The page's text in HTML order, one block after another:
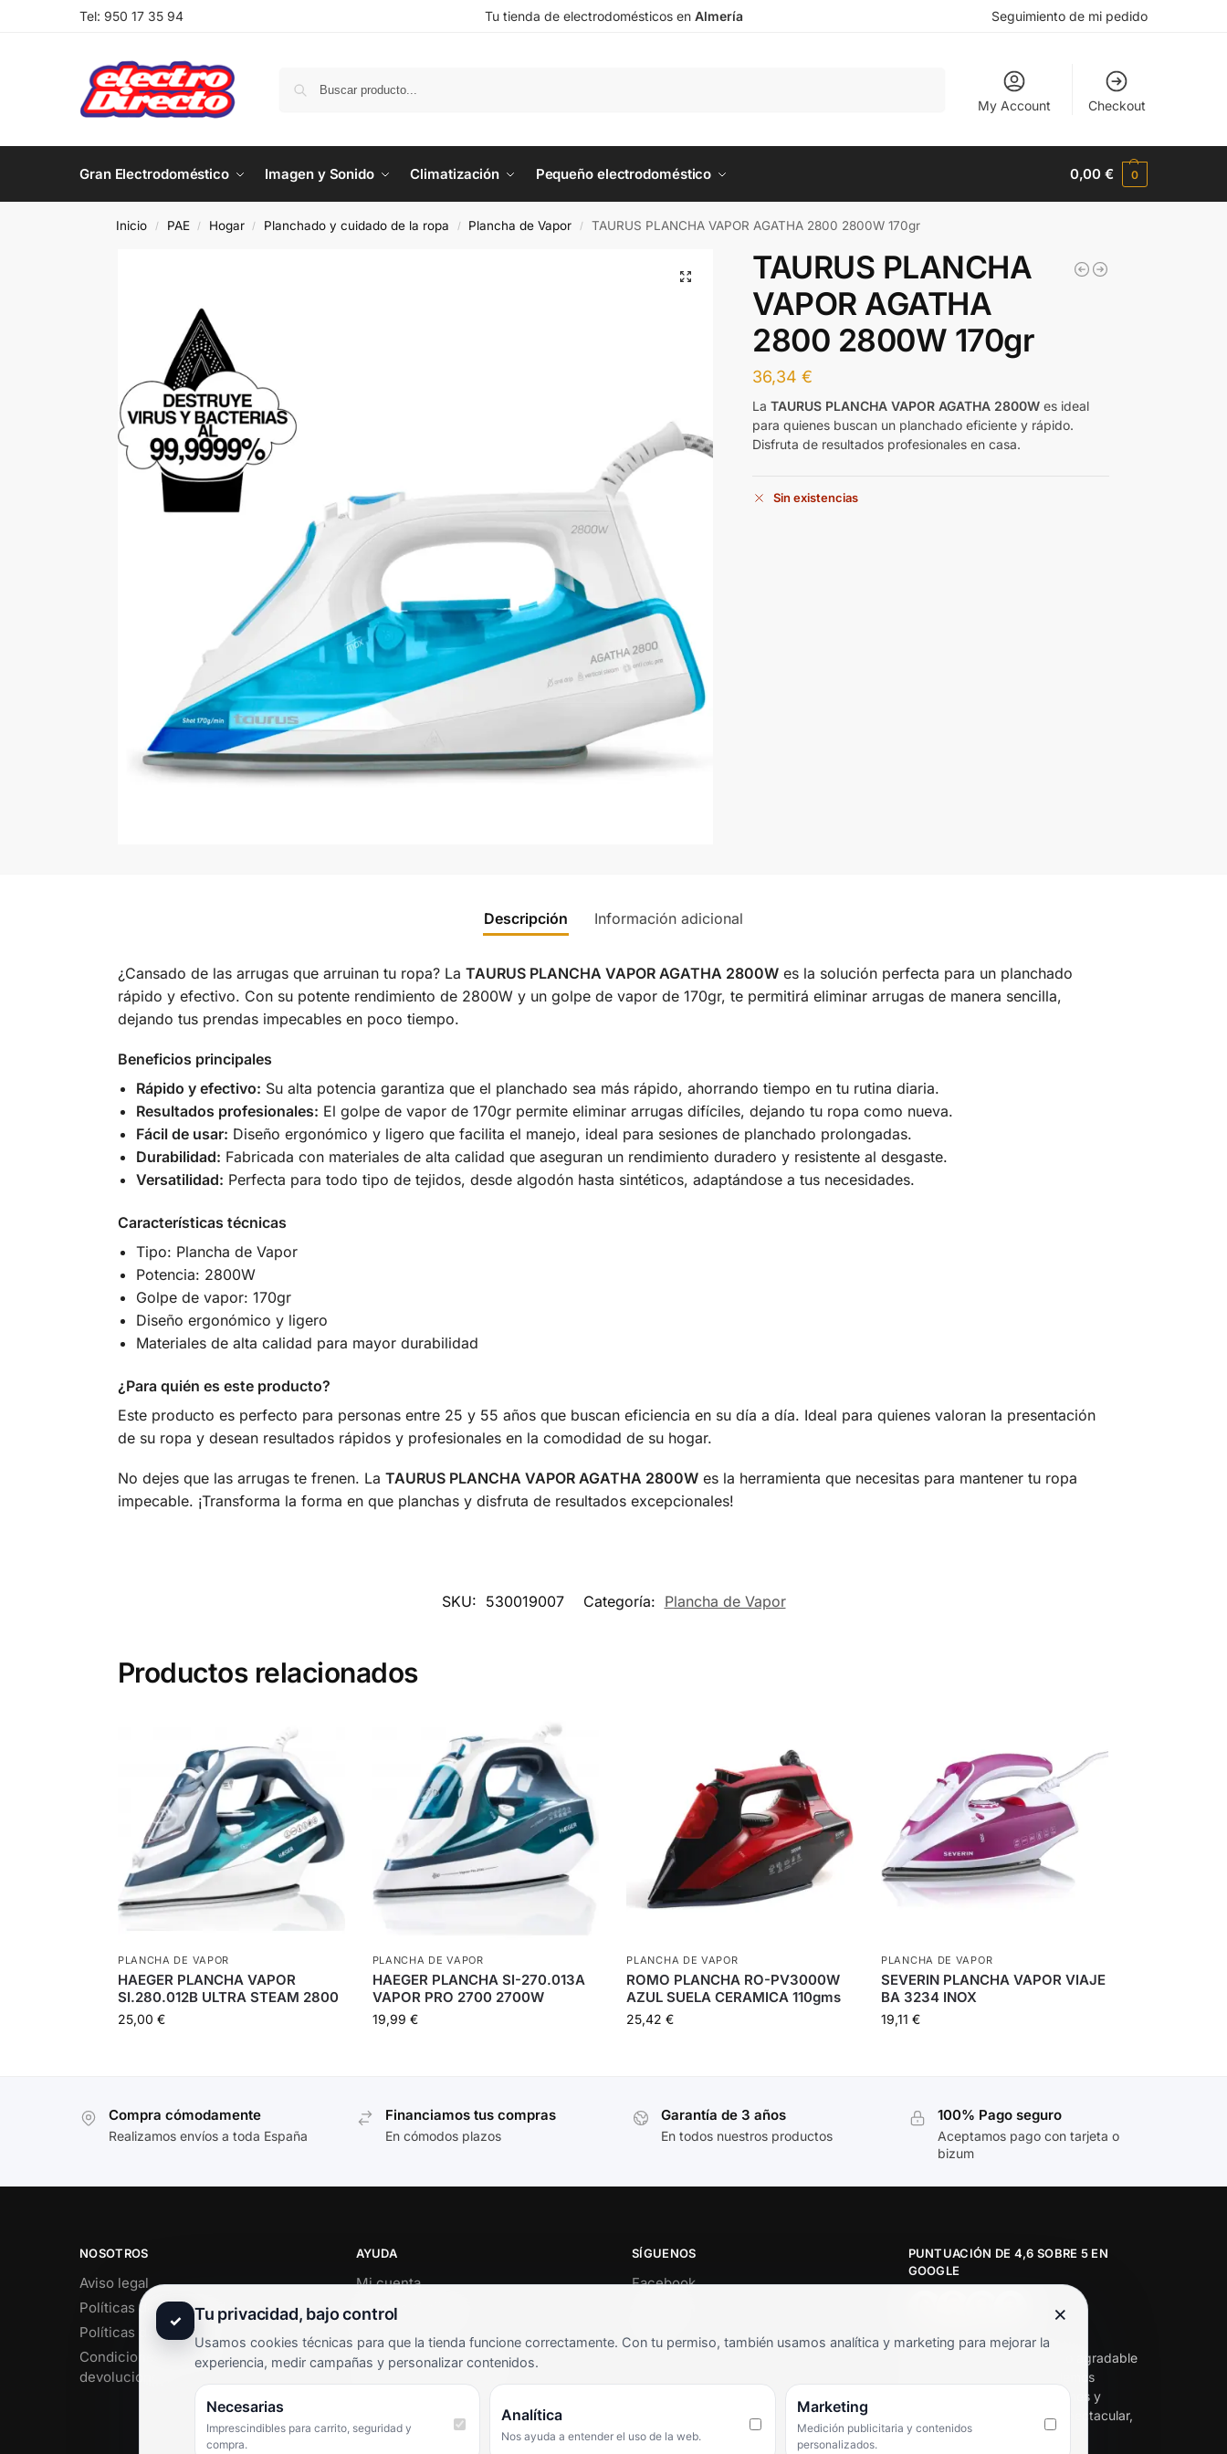
Tel: 950 17 35 94 Tu tienda de electrodomésticos en Almería Seguimiento de mi pedido
My Account Checkout
Gran Electrodoméstico Imagen y Sonido Climatización Pequeño electrodoméstico 0,00€ 0
Inicio / PAE / Hogar / Planchado y cuidado de la ropa / Plancha de Vapor / TAURUS PLANCHA VAPOR AGATHA 2800 2800W 170gr
TAURUS PLANCHA
VAPOR AGATHA
2800 2800W 170gr
36,34€
LaTAURUS PLANCHA VAPOR AGATHA 2800W es ideal
para quienes buscan un planchado eficiente y rápido.
Disfruta de resultados profesionales en casa.
Sin existencias
Descripción Información adicional
¿Cansado de las arrugas que arruinan tu ropa? La TAURUS PLANCHA VAPOR AGATHA 2800Wes la solución perfecta para un planchado
rápido y efectivo. Con su potente rendimiento de 2800W y un golpe de vapor de 170gr, te permitirá eliminar arrugas de manera sencilla,
dejando tus prendas impecables en poco tiempo.
Beneficios principales
Rápido y efectivo: Su alta potencia garantiza que el planchado sea más rápido, ahorrando tiempo en tu rutina diaria.
Resultados profesionales: El golpe de vapor de 170gr permite eliminar arrugas difíciles, dejando tu ropa como nueva.
Fácil de usar: Diseño ergonómico y ligero que facilita el manejo, ideal para sesiones de planchado prolongadas.
Durabilidad: Fabricada con materiales de alta calidad que aseguran un rendimiento duradero y resistente al desgaste.
Versatilidad: Perfecta para todo tipo de tejidos, desde algodón hasta sintéticos, adaptándose a tus necesidades.
Características técnicas
Tipo: Plancha de Vapor
Potencia: 2800W
Golpe de vapor: 170gr
Diseño ergonómico y ligero
Materiales de alta calidad para mayor durabilidad
¿Para quién es este producto?
Este producto es perfecto para personas entre 25 y 55 años que buscan eficiencia en su día a día. Ideal para quienes valoran la presentación
de su ropa y desean resultados rápidos y profesionales en la comodidad de su hogar.
No dejes que las arrugas te frenen. La TAURUS PLANCHA VAPOR AGATHA 2800Wes la herramienta que necesitas para mantener tu ropa
impecable. ¡Transforma la forma en que planchas y disfruta de resultados excepcionales!
SKU: 530019007 Categoría: Plancha de Vapor
Productos relacionados
PLANCHA DE VAPOR
HAEGER PLANCHA VAPOR
SI.280.012B ULTRA STEAM 2800
25,00 €
PLANCHA DE VAPOR
HAEGER PLANCHA SI-270.013A
VAPOR PRO 2700 2700W
19,99 €
PLANCHA DE VAPOR
ROMO PLANCHA RO-PV3000W
AZUL SUELA CERAMICA 110gms
25,42€
PLANCHA DE VAPOR
SEVERIN PLANCHA VAPOR VIAJE
BA 3234 INOX
19,11€
Compra cómodamente
Realizamos envíos a toda España
Financiamos tus compras
En cómodos plazos
Garantía de 3 años
En todos nuestros productos
100% Pago seguro
Aceptamos pago con tarjeta o
bizum
NOSOTROS
Aviso legal
Políticas de privacidad
Políticas de cookies
Condiciones de envío y
devoluciones
AYUDA
Mi cuenta
Soporte al cliente
Términos y condiciones
Preguntas frecuentes
SÍGUENOS
Facebook
PUNTUACIÓN DE 4,6 SOBRE 5 EN
GOOGLE
★★★★★
«Servicio de calidad y trato agradable
con precios excelentes. Hemos
comprado en varias ocasiones y
siempre dan respuesta. Espectacular,
servicio de 10.»
✓ Tu privacidad, bajo control ×
Usamos cookies técnicas para que la tienda funcione correctamente. Con tu permiso, también usamos analítica y marketing para mejorar la
experiencia, medir campañas y personalizar contenidos.
Necesarias
Imprescindibles para carrito, seguridad y
compra.
Analítica
Nos ayuda a entender el uso de la web.
Marketing
Medición publicitaria y contenidos
personalizados.